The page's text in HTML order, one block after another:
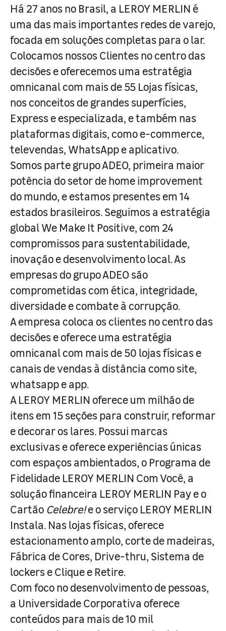
Há 27 anos no Brasil, a LEROY MERLIN é
uma das mais importantes redes de varejo,
focada em soluções completas para o lar.
Colocamos nossos Clientes no centro das
decisões e oferecemos uma estratégia
omnicanal com mais de 55 Lojas físicas,
nos conceitos de grandes superfícies,
Express e especializada, e também nas
plataformas digitais, como e-commerce,
televendas, WhatsApp e aplicativo.
Somos parte grupo ADEO, primeira maior
potência do setor de home improvement
do mundo, e estamos presentes em 14
estados brasileiros. Seguimos a estratégia
global We Make It Positive, com 24
compromissos para sustentabilidade,
inovação e desenvolvimento local. As
empresas do grupo ADEO são
comprometidas com ética, integridade,
diversidade e combate à corrupção.
A empresa coloca os clientes no centro das
decisões e oferece uma estratégia
omnicanal com mais de 50 lojas físicas e
canais de vendas à distância como site,
whatsapp e app.
A LEROY MERLIN oferece um milhão de
itens em 15 seções para construir, reformar
e decorar os lares. Possui marcas
exclusivas e oferece experiências únicas
com espaços ambientados, o Programa de
Fidelidade LEROY MERLIN Com Você, a
solução financeira LEROY MERLIN Pay e o
Cartão Celebre!e o serviço LEROY MERLIN
Instala. Nas lojas físicas, oferece
estacionamento amplo, corte de madeiras,
Fábrica de Cores, Drive-thru, Sistema de
lockers e Clique e Retire.
Com foco no desenvolvimento de pessoas,
a Universidade Corporativa oferece
conteúdos para mais de 10 mil